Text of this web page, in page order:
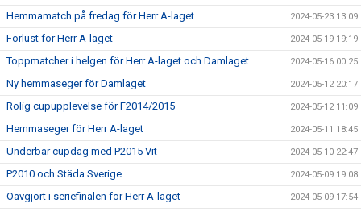
Hemmamatch på fredag för Herr A-laget 2024-05-23 13:09
Förlust för Herr A-laget 2024-05-19 19:19
Toppmatcher i helgen för Herr A-laget och Damlaget 2024-05-16 00:25
Ny hemmaseger för Damlaget 2024-05-12 20:17
Rolig cupupplevelse för F2014/2015 2024-05-12 11:09
Hemmaseger för Herr A-laget 2024-05-11 18:45
Underbar cupdag med P2015 Vit 2024-05-10 22:47
P2010 och Städa Sverige 2024-05-09 19:08
Oavgjort i seriefinalen för Herr A-laget 2024-05-09 17:54